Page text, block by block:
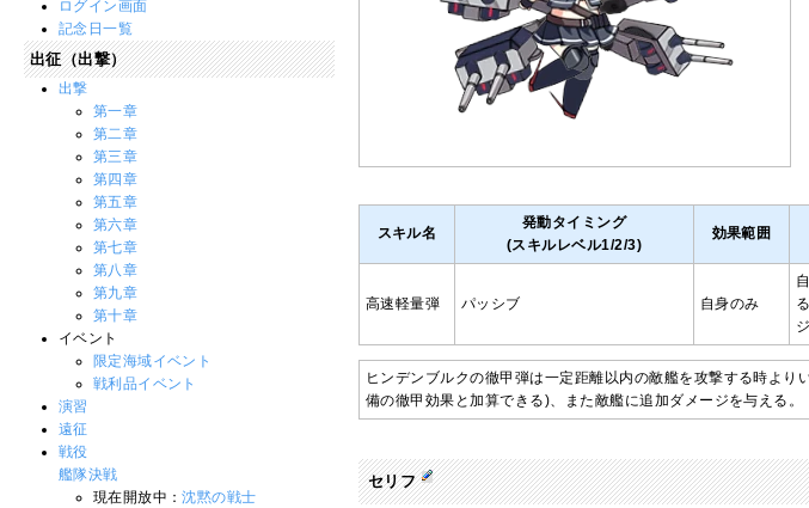
スキル名
発動タイミング
(スキルレベル1/2/3)
効果範囲
高速軽量弾 パッシブ 自身のみ
ヒンデンブルクの徹甲弾は一定距離以内の敵艦を攻撃する時よ
備の徹甲効果と加算できる)、また敵艦に追加ダメージを与える。
セリフ
ログイン画面
記念日一覧
出征（出撃）
出撃
第一章
第二章
第三章
第四章
第五章
第六章
第七章
第八章
第九章
第十章
イベント
限定海域イベント
戦利品イベント
演習
遠征
戦役
艦隊決戦
現在開放中：沈黙の戦士